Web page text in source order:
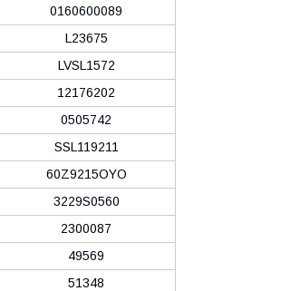
0160600089
L23675
LVSL1572
12176202
0505742
SSL119211
60Z9215OYO
3229S0560
2300087
49569
51348